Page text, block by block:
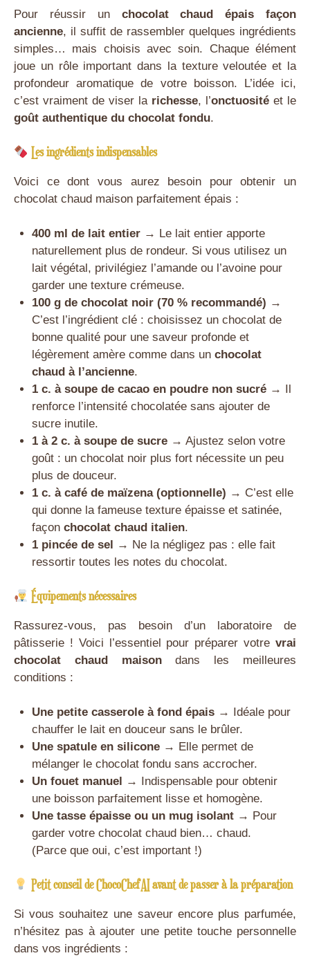
Pour réussir un chocolat chaud épais façon
ancienne, il suffit de rassembler quelques ingrédients
simples… mais choisis avec soin. Chaque élément
joue un rôle important dans la texture veloutée et la
profondeur aromatique de votre boisson. L’idée ici,
c’est vraiment de viser la richesse, l’onctuosité et le
goût authentique du chocolat fondu.
Les ingrédients indispensables
Voici ce dont vous aurez besoin pour obtenir un
chocolat chaud maison parfaitement épais :
400 ml de lait entier → Le lait entier apporte
naturellement plus de rondeur. Si vous utilisez un
lait végétal, privilégiez l’amande ou l’avoine pour
garder une texture crémeuse.
100 g de chocolat noir (70 % recommandé) →
C’est l’ingrédient clé : choisissez un chocolat de
bonne qualité pour une saveur profonde et
légèrement amère comme dans un chocolat
chaud à l’ancienne.
1 c. à soupe de cacao en poudre non sucré → Il
renforce l’intensité chocolatée sans ajouter de
sucre inutile.
1 à 2 c. à soupe de sucre → Ajustez selon votre
goût : un chocolat noir plus fort nécessite un peu
plus de douceur.
1 c. à café de maïzena (optionnelle) → C’est elle
qui donne la fameuse texture épaisse et satinée,
façon chocolat chaud italien.
1 pincée de sel
→ Ne la négligez pas : elle fait
ressortir toutes les notes du chocolat.
Équipements nécessaires
Rassurez-vous, pas besoin d’un laboratoire de
pâtisserie ! Voici l’essentiel pour préparer votre vrai
chocolat chaud maisondans les meilleures
conditions :
Une petite casserole à fond épais → Idéale pour
chauffer le lait en douceur sans le brûler.
Une spatule en silicone → Elle permet de
mélanger le chocolat fondu sans accrocher.
Un fouet manuel
→ Indispensable pour obtenir
une boisson parfaitement lisse et homogène.
Une tasse épaisse ou un mug isolant → Pour
garder votre chocolat chaud bien… chaud.
(Parce que oui, c’est important !)
Petit conseil de ChocoChefAI avant de passer à la préparation
Si vous souhaitez une saveur encore plus parfumée,
n’hésitez pas à ajouter une petite touche personnelle
dans vos ingrédients :